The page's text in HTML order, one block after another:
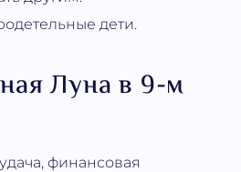
дети.
Луна в 9-м
финансовая